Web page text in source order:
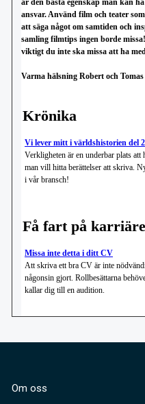
Om oss